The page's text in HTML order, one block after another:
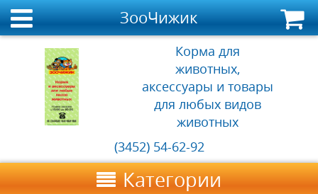
ЗооЧижик
Корма для
животных,
аксессуары и товары
для любых видов
животных
(3452) 54-62-92
Категории